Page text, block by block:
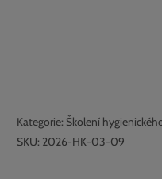
Kategorie: Školení
SKU: 2026-HK-03-09